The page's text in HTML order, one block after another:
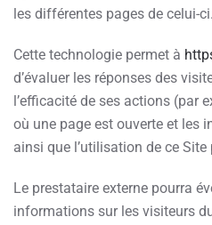
les différentes pages de celui-ci.
Cette technologie permet à
d’évaluer les réponses des
l’efficacité de ses actions (par
où une page est ouverte et les
ainsi que l’utilisation de ce Site
Le prestataire externe pourra
informations sur les visiteurs